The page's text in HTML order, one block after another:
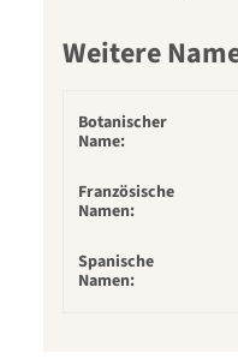
Weitere
Botanischer
Name:
Französische
Namen:
Spanische
Namen: